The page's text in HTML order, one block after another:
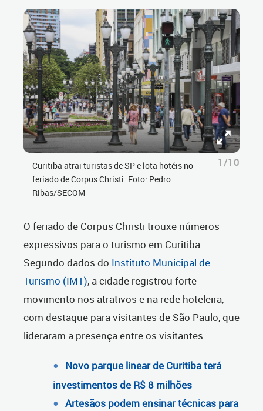
Curitiba atrai turistas de SP e lota hotéis no
feriado de Corpus Christi. Foto: Pedro
Ribas/SECOM
1/10
O feriado de Corpus Christi trouxe números
expressivos para o turismo em Curitiba.
Segundo dados do Instituto Municipal de
Turismo (IMT), a cidade registrou forte
movimento nos atrativos e na rede hoteleira,
com destaque para visitantes de São Paulo, que
lideraram a presença entre os visitantes.
Novo parque linear de Curitiba terá
investimentos de R$ 8 milhões
Artesãos podem ensinar técnicas para